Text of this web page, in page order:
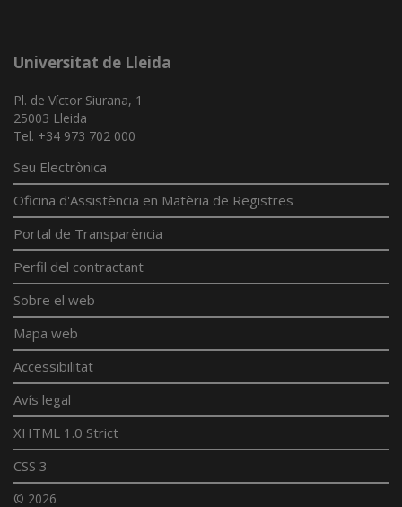
Universitat de Lleida
Pl. de Víctor Siurana, 1
25003 Lleida
Tel. +34 973 702 000
Seu Electrònica
Oficina d'Assistència en Matèria de Registres
Portal de Transparència
Perfil del contractant
Sobre el web
Mapa web
Accessibilitat
Avís legal
XHTML 1.0 Strict
CSS 3
© 2026